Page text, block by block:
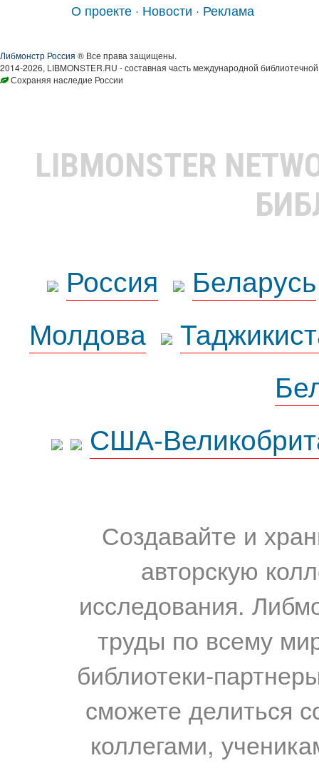
О проекте · Новости · Реклама
Либмонстр Россия ® Все права защищены.
2014-2026, LIBMONSTER.RU - составная часть международной
Сохраняя наследие России
LIBMONSTER
Россия
Беларусь
Молдова
США-
Создавайте и
авторскую
исследования.
труды по всему
библиотеки-
сможете делиться
коллегами,